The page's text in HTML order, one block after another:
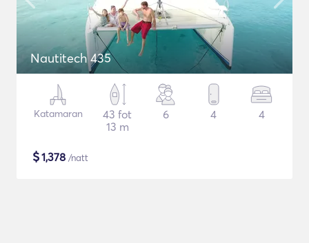
Nautitech 435
Katamaran
43 fot
13 m
6 4 4
$1,378 /natt